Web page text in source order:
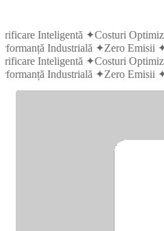
Inteligentă ✦Costuri
Industrială ✦Zero Emisii ✦
Inteligentă ✦Costuri
Industrială ✦Zero Emisii ✦